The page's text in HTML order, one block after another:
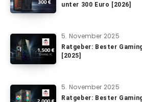
unter 300 Euro [2026]
5. November 2025
Ratgeber: Bester
[2025]
5. November 2025
Ratgeber: Bester